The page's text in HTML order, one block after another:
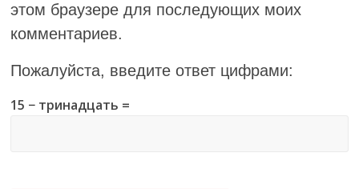
этом браузере для последующих моих
комментариев.
Пожалуйста, введите ответ цифрами:
15 − тринадцать =